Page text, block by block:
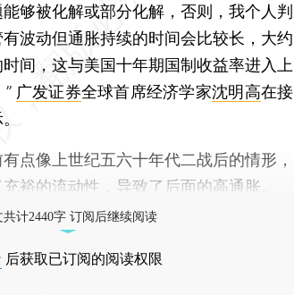
够被化解或部分化解，否则，我个人判
波动但通胀持续的时间会比较长，大约
间，这与美国十年期国制收益率进入上
广发证券全球首席经济学家沈明高在接
像上世纪五六十年代二战后的情形，
裕的流动性，导致了后面的高通胀。
共计2440字 订阅后继续阅读
后获取已订阅的阅读权限